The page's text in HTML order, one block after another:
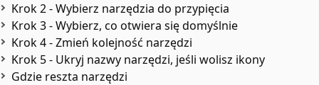
Krok 2 - Wybierz narzędzia do przypięcia
Krok 3 - Wybierz, co otwiera się domyślnie
Krok 4 - Zmień kolejność narzędzi
Krok 5 - Ukryj nazwy narzędzi, jeśli wolisz ikony
Gdzie reszta narzędzi